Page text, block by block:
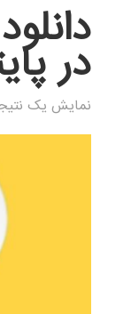
در
نمایش یک